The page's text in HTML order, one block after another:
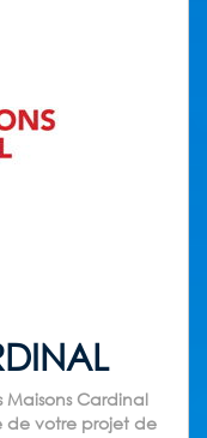
Maisons Cardinal
de votre projet de